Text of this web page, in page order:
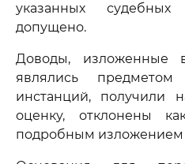
указанных
допущено.
Доводы, изложенные
являлись
инстанций, получили
оценку, отклонены
подробным изложением